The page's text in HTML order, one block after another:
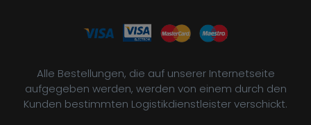
Alle Bestellungen, die auf unserer Internetseite
aufgegeben werden, werden von einem durch den
Kunden bestimmten Logistikdienstleister verschickt.